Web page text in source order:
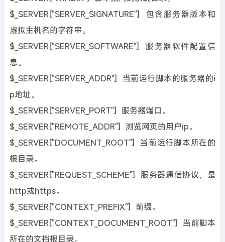
$_SERVER["SERVER_SIGNATURE"] 包含服务器版本和
虚拟主机名的字符串。
$_SERVER["SERVER_SOFTWARE"] 服务器软件配置信
息。
$_SERVER["SERVER_ADDR"] 当前运行脚本的服务器的i
p地址。
$_SERVER["SERVER_PORT"] 服务器端口。
$_SERVER["REMOTE_ADDR"] 浏览网页的用户ip。
$_SERVER["DOCUMENT_ROOT"] 当前运行脚本所在的
根目录。
$_SERVER["REQUEST_SCHEME"] 服务器通信协议，是
http或https。
$_SERVER["CONTEXT_PREFIX"] 前缀。
$_SERVER["CONTEXT_DOCUMENT_ROOT"] 当前脚本
所在的文档根目录。